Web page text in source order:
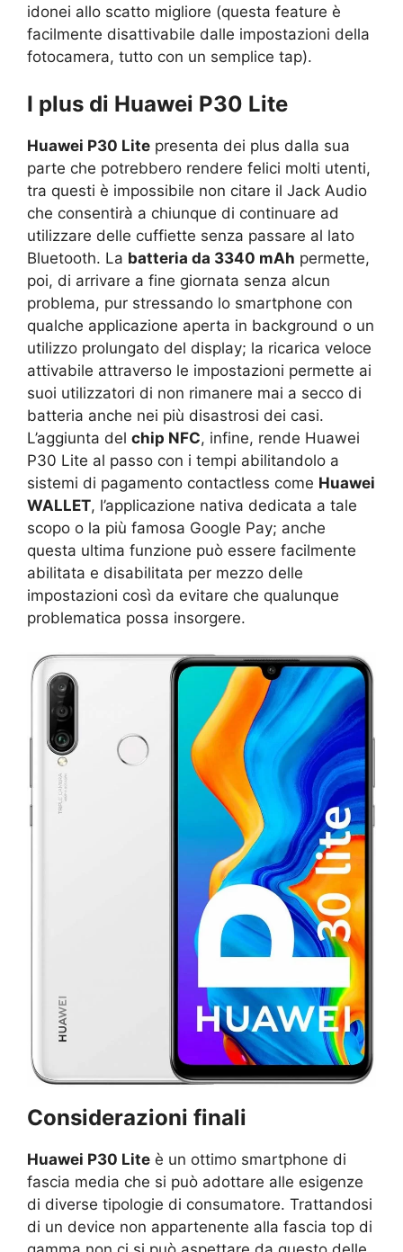
idonei allo scatto migliore (questa feature è
facilmente disattivabile dalle impostazioni della
fotocamera, tutto con un semplice tap).
I plus di Huawei P30 Lite
Huawei P30 Lite presenta dei plus dalla sua
parte che potrebbero rendere felici molti utenti,
tra questi è impossibile non citare il Jack Audio
che consentirà a chiunque di continuare ad
utilizzare delle cuffiette senza passare al lato
Bluetooth. La batteria da 3340 mAh permette,
poi, di arrivare a fine giornata senza alcun
problema, pur stressando lo smartphone con
qualche applicazione aperta in background o un
utilizzo prolungato del display; la ricarica veloce
attivabile attraverso le impostazioni permette ai
suoi utilizzatori di non rimanere mai a secco di
batteria anche nei più disastrosi dei casi.
L’aggiunta del chip NFC, infine, rende Huawei
P30 Lite al passo con i tempi abilitandolo a
sistemi di pagamento contactless come Huawei
WALLET, l’applicazione nativa dedicata a tale
scopo o la più famosa Google Pay; anche
questa ultima funzione può essere facilmente
abilitata e disabilitata per mezzo delle
impostazioni così da evitare che qualunque
problematica possa insorgere.
Considerazioni finali
Huawei P30 Lite è un ottimo smartphone di
fascia media che si può adottare alle esigenze
di diverse tipologie di consumatore. Trattandosi
di un device non appartenente alla fascia top di